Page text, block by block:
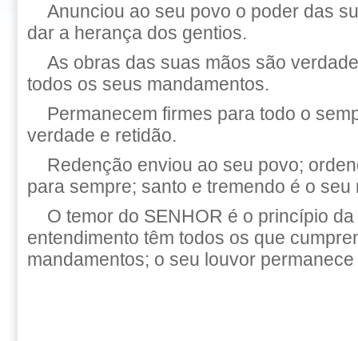
Anunciou ao seu povo o poder das
dar a herança dos gentios.
As obras das suas mãos são
todos os seus mandamentos.
Permanecem firmes para todo o
verdade e retidão.
Redenção enviou ao seu povo;
para sempre; santo e tremendo é o seu
O temor do SENHOR é o princípio
entendimento têm todos os que
mandamentos; o seu louvor